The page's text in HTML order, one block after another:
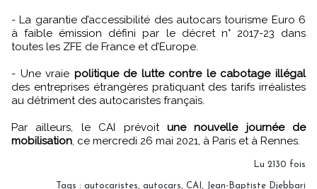
- La garantie d’accessibilité des autocars tourisme Euro 6
à faible émission défini par le décret n° 2017-23 dans
toutes les ZFE de France et d’Europe.
- Une vraie politique de lutte contre le cabotage illégal
des entreprises étrangères pratiquant des tarifs irréalistes
au détriment des autocaristes français.
Par ailleurs, le CAI prévoit une nouvelle journée de
mobilisation , ce mercredi 26 mai 2021, à Paris et à Rennes.
Lu 2130 fois
Tags : autocaristes autocars CAI Jean-Baptiste Djebbari